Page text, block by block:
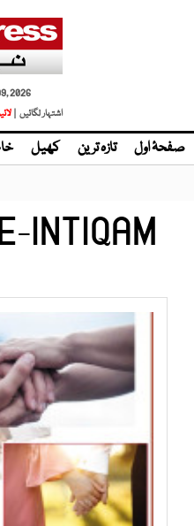
2026
اشتہار لگائیں |
صفحۂ اول تازہ ترین کھیل
INTIQAM